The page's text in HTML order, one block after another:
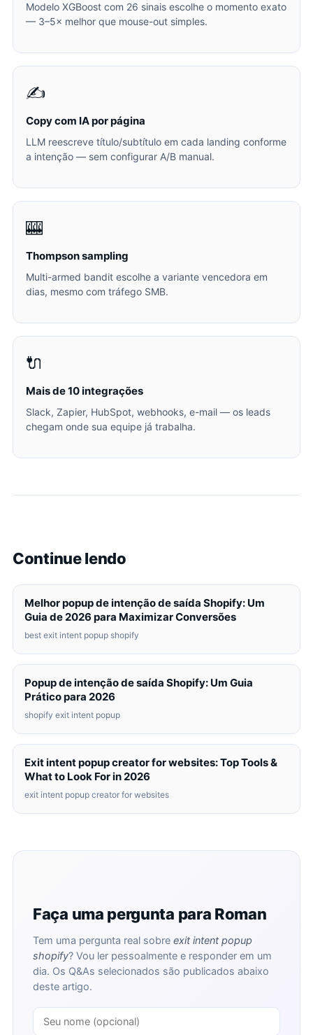
Modelo XGBoost com 26 sinais escolhe o momento exato
— 3–5× melhor que mouse-out simples.
✍️
Copy com IA por página
LLM reescreve título/subtítulo em cada landing conforme
a intenção — sem configurar A/B manual.
🎰
Thompson sampling
Multi-armed bandit escolhe a variante vencedora em
dias, mesmo com tráfego SMB.
🔌
Mais de 10 integrações
Slack, Zapier, HubSpot, webhooks, e-mail — os leads
chegam onde sua equipe já trabalha.
Continue lendo
Melhor popup de intenção de saída Shopify: Um
Guia de 2026 para Maximizar Conversões
best exit intent popup shopify
Popup de intenção de saída Shopify: Um Guia
Prático para 2026
shopify exit intent popup
Exit intent popup creator for websites: Top Tools &
What to Look For in 2026
exit intent popup creator for websites
Faça uma pergunta para Roman
Tem uma pergunta real sobre exit intent popup
shopify? Vou ler pessoalmente e responder em um
dia. Os Q&As selecionados são publicados abaixo
deste artigo.